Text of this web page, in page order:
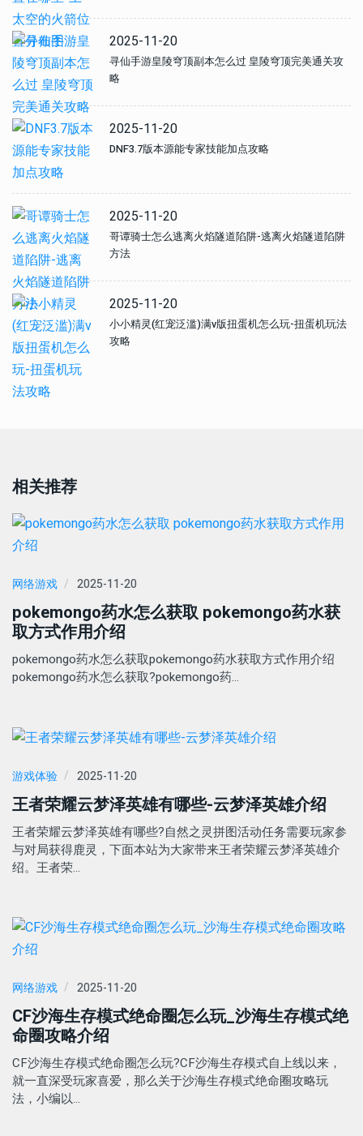
2025-11-20
寻仙手游皇陵穹顶副本怎么过 皇陵穹顶完美通关攻
略
2025-11-20
DNF3.7版本源能专家技能加点攻略
2025-11-20
哥谭骑士怎么逃离火焰隧道陷阱-逃离火焰隧道陷阱
方法
2025-11-20
小小精灵(红宠泛滥)满v版扭蛋机怎么玩-扭蛋机玩法
攻略
相关推荐
网络游戏 2025-11-20
pokemongo药水怎么获取 pokemongo药水获
取方式作用介绍
pokemongo药水怎么获取pokemongo药水获取方式作用介绍
pokemongo药水怎么获取?pokemongo药…
游戏体验 2025-11-20
王者荣耀云梦泽英雄有哪些-云梦泽英雄介绍
王者荣耀云梦泽英雄有哪些?自然之灵拼图活动任务需要玩家参
与对局获得鹿灵，下面本站为大家带来王者荣耀云梦泽英雄介
绍。王者荣…
网络游戏 2025-11-20
CF沙海生存模式绝命圈怎么玩_沙海生存模式绝
命圈攻略介绍
CF沙海生存模式绝命圈怎么玩?CF沙海生存模式自上线以来，
就一直深受玩家喜爱，那么关于沙海生存模式绝命圈攻略玩
法，小编以…